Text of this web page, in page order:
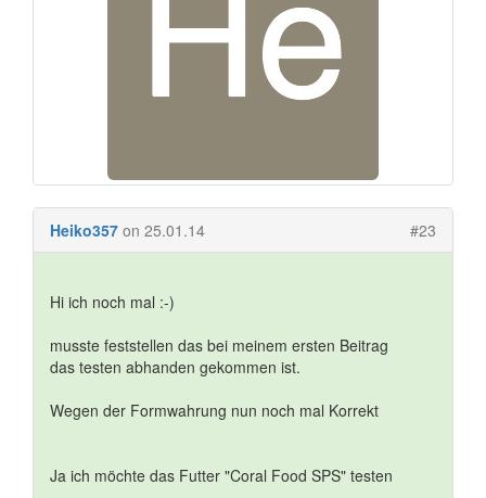
Heiko357 on 25.01.14 #23
Hi ich noch mal :-)
musste feststellen das bei meinem ersten Beitrag
das testen abhanden gekommen ist.
Wegen der Formwahrung nun noch mal Korrekt
Ja ich möchte das Futter "Coral Food SPS" testen